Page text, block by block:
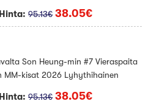
Hinta:95.13€ 38.05€
Son Heung-min #7 Vieraspaita
MM-kisat 2026 Lyhythihainen
Hinta:95.13€ 38.05€